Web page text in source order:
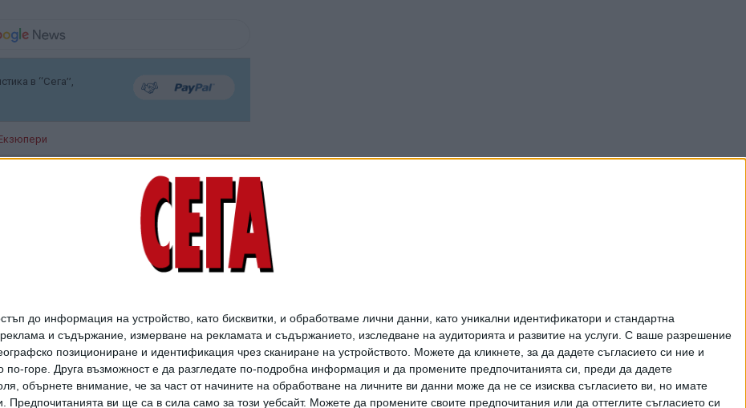
до информация на устройство, като бисквитки, и обработваме лични данни, като уникални идентификатори и стандартна
и съдържание, измерване на рекламата и съдържанието, изследване на аудиторията и развитие на услуги. С ваше разрешение
позициониране и идентификация чрез сканиране на устройството. Можете да кликнете, за да дадете съгласието си ние и
по-горе. Друга възможност е да разгледате по-подробна информация и да промените предпочитанията си, преди да дадете
обърнете внимание, че за част от начините на обработване на личните ви данни може да не се изисква съгласието ви, но имате
ви ще са в сила само за този уебсайт. Можете да промените своите предпочитания или да оттеглите съгласието си
в “Сега”,
Рок легендите от
изложба
06 Февр. 2026
Мюзикъл пресъздава